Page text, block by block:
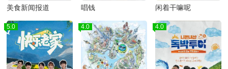
美食新闻报道 唱钱 闲着干嘛呢
5.0 4.0 4.0